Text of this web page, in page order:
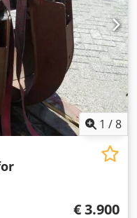
verkoop van losse
prijs is per pallet
1 /8
€ 3.900